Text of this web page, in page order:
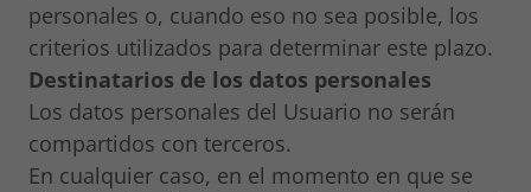
personales o, cuando eso no sea posible, los
criterios utilizados para determinar este plazo.
Destinatarios de los datos personales
Los datos personales del Usuario no serán
compartidos con terceros.
En cualquier caso, en el momento en que se